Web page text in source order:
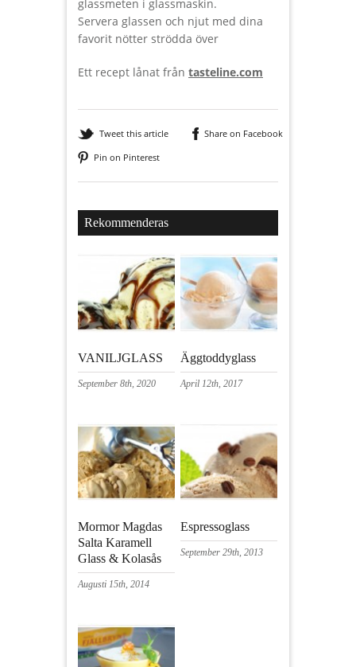
glassmeten i glassmaskin.
Servera glassen och njut med dina
favorit nötter strödda över
Ett recept lånat från tasteline.com
Tweet this article
Share on Facebook
Pin on Pinterest
Rekommenderas
VANILJGLASS
September 8th, 2020
Äggtoddyglass
April 12th, 2017
Mormor Magdas
Salta Karamell
Glass & Kolasås
Augusti 15th, 2014
Espressoglass
September 29th, 2013